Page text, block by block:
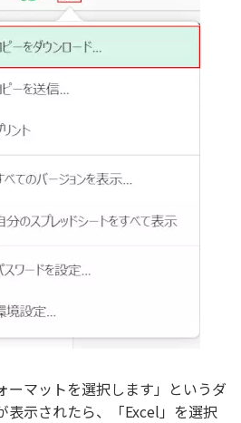
ーマットを選択します」というダ
表示されたら、「Excel」を選択